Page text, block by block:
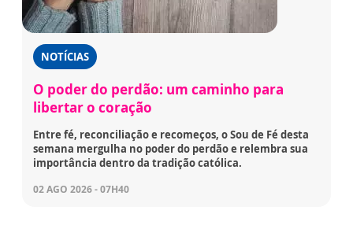
NOTÍCIAS
O poder do perdão: um caminho para
libertar o coração
Entre fé, reconciliação e recomeços, o Sou de Fé desta
semana mergulha no poder do perdão e relembra sua
importância dentro da tradição católica.
02 AGO 2026 - 07H40